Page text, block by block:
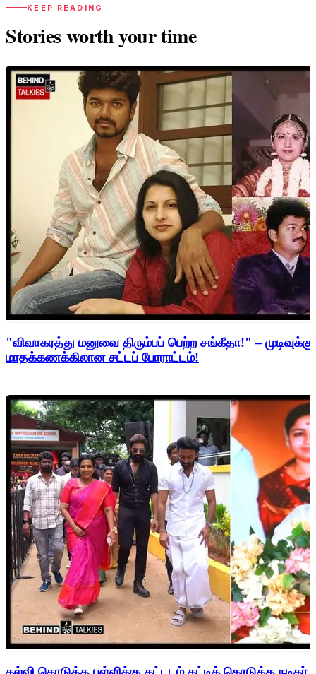
KEEP READING
Stories worth your time
"விவாகரத்து மனுவை திரும்பப் பெற்ற சங்கீதா!" –
மாதக்கணக்கிலான சட்டப் போராட்டம்!